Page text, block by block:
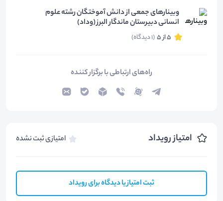
وبینارهای جمعی از دانش آموختگان رشته علوم
انسانی دبیرستان ماندگار البرز (وداد)
5 از 5 (1 دیدگاه)
راه‌های ارتباطی با برگزار کننده
امتیاز رویداد امتیازی ثبت نشده
ثبت امتیاز یا دیدگاه برای رویداد